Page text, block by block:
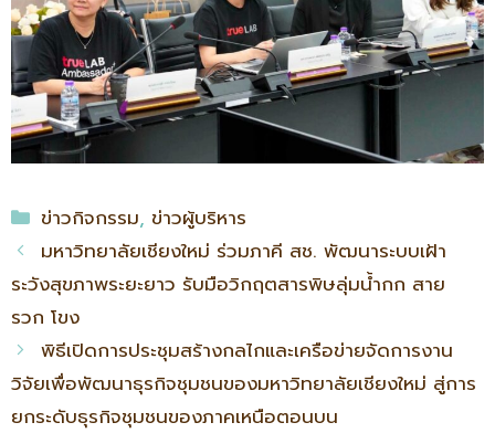
ข่าวกิจกรรม, ข่าวผู้บริหาร
มหาวิทยาลัยเชียงใหม่ ร่วมภาคี สช. พัฒนาระบบเฝ้า
ระวังสุขภาพระยะยาว รับมือวิกฤตสารพิษลุ่มน้ำกก สาย
รวก โขง
พิธีเปิดการประชุมสร้างกลไกและเครือข่ายจัดการงาน
วิจัยเพื่อพัฒนาธุรกิจชุมชนของมหาวิทยาลัยเชียงใหม่ สู่การ
ยกระดับธุรกิจชุมชนของภาคเหนือตอนบน